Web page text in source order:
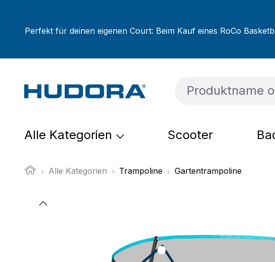
Perfekt für deinen eigenen Court: Beim Kauf eines RoCo
Alle Kategorien Scooter
Alle Kategorien Trampoline Gartentrampoline
Bildergalerie überspringen